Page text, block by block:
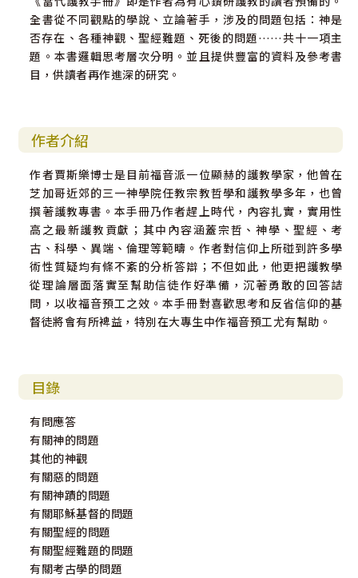
全書從不同觀點的學說、立論著手，涉及的問題包括：神是
否存在、各種神觀、聖經難題、死後的問題……共十一項主
題。本書邏輯思考層次分明。並且提供豐富的資料及參考書
目，供讀者再作進深的研究。
作者介紹
作者賈斯樂博士是目前福音派一位顯赫的護教學家，他曾在
芝加哥近郊的三一神學院任教宗教哲學和護教學多年，也曾
撰著護教專書。本手冊乃作者趕上時代，內容扎實，實用性
高之最新護教貢獻；其中內容涵蓋宗哲、神學、聖經、考
古、科學、異端、倫理等範疇。作者對信仰上所碰到許多學
術性質疑均有條不紊的分析答辯；不但如此，他更把護教學
從理論層面落實至幫助信徒作好準備，沉著勇敢的回答詰
問，以收福音預工之效。本手冊對喜歡思考和反省信仰的基
督徒將會有所裨益，特別在大專生中作福音預工尤有幫助。
目錄
有問應答
有關神的問題
其他的神觀
有關惡的問題
有關神蹟的問題
有關耶穌基督的問題
有關聖經的問題
有關聖經難題的問題
有關考古學的問題